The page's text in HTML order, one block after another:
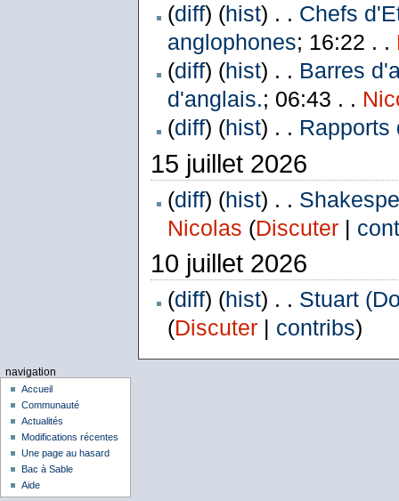
(diff) (hist) . . Chefs
anglophones; 16:22 . .
(diff) (hist) . . Barres
d'anglais.; 06:43 . .
(diff) (hist) . . Rapports
15 juillet 2026
(diff) (hist) . .
Nicolas (Discuter|
10 juillet 2026
(diff) (hist) . . Stuart
(Discuter| contribs)
navigation
Accueil
Communauté
Actualités
Modifications récentes
Une page au hasard
Bac à Sable
Aide